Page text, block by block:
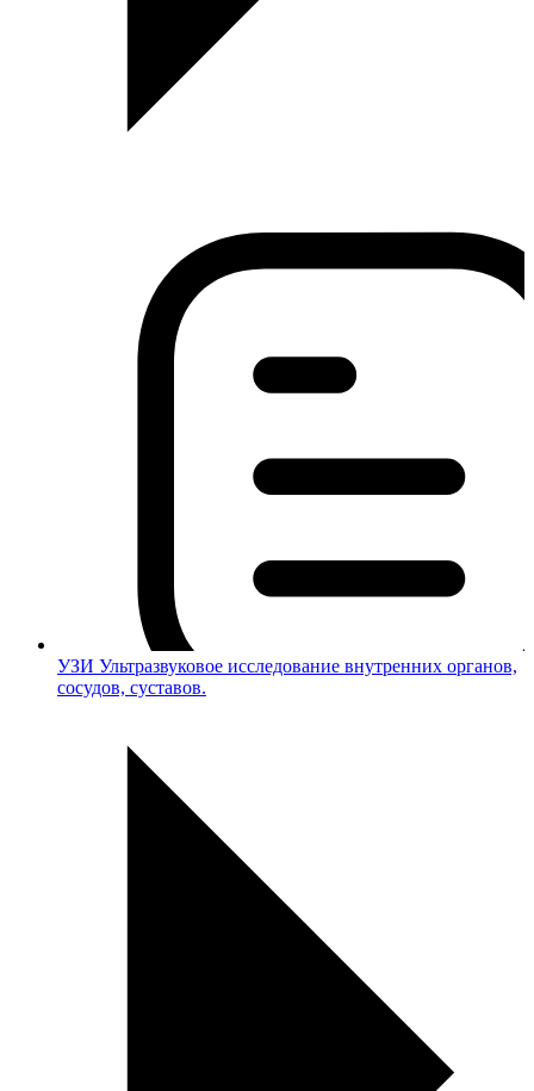
УЗИ Ультразвуковое исследование внутренних органов,
сосудов, суставов.